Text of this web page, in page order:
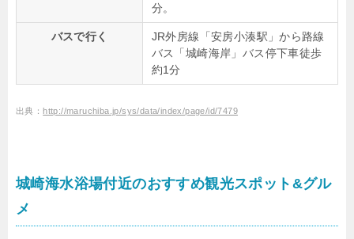
分。
バスで行く
JR外房線「安房小湊駅」から路線
バス「城崎海岸」バス停下車徒歩
約1分
出典：http://maruchiba.jp/sys/data/index/page/id/7479
城崎海水浴場付近のおすすめ観光スポット&グル
メ